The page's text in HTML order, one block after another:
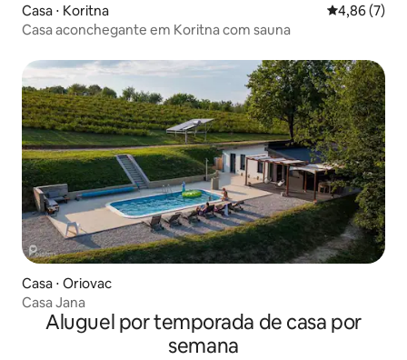
Casa ⋅ Koritna 4,86 de uma
4,86 (7)
Casa aconchegante em Koritna com sauna
Casa ⋅ Oriovac
Casa Jana
Aluguel por temporada de casa por
semana